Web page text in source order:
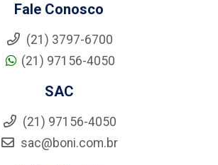
Fale Conosco
(21) 3797-6700
(21) 97156-4050
SAC
(21) 97156-4050
sac@boni.com.br